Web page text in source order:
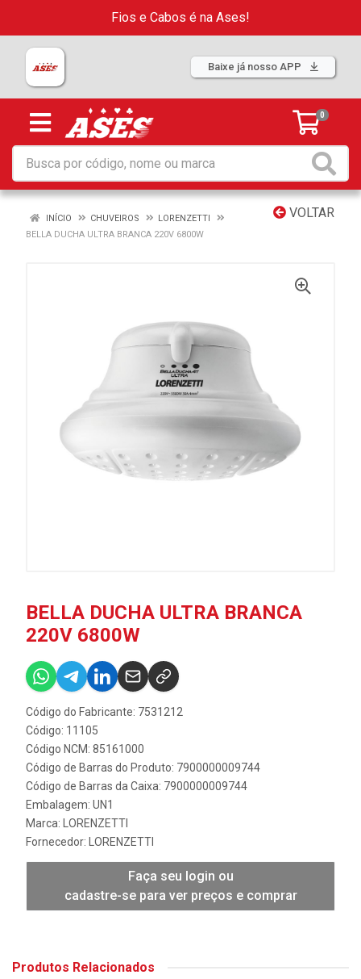
Fios e Cabos é na Ases!
Baixe já nosso APP
0
VOLTAR
INÍCIO CHUVEIROS
LORENZETTI
BELLA DUCHA ULTRA BRANCA 220V 6800W
BELLA DUCHA ULTRA BRANCA
220V 6800W
Código do Fabricante: 7531212
Código: 11105
Código NCM: 85161000
Código de Barras do Produto: 7900000009744
Código de Barras da Caixa: 7900000009744
Embalagem: UN1
Marca:
LORENZETTI
Fornecedor:
LORENZETTI
Faça seu login ou
cadastre-se para ver preços e comprar
Produtos Relacionados